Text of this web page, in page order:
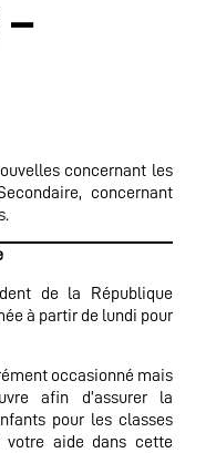
–
concernant les
concernant
de la République
à partir de lundi pour
occasionné mais
afin d’assurer la
pour les classes
votre aide dans cette